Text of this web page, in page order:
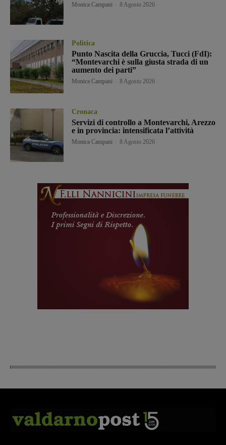
Monica Campani 8 Agosto 2026
Politica
Punto Nascita della Gruccia, Tucci (FdI):
“Montevarchi è sulla giusta strada di un
aumento dei parti”
Monica Campani 8 Agosto 2026
Cronaca
Servizi di controllo a Montevarchi, Arezzo
e in provincia: intensificata l’attività
Monica Campani 8 Agosto 2026